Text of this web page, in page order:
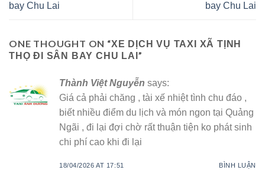
bay Chu Lai
bay Chu Lai
ONE THOUGHT ON “XE DỊCH VỤ TAXI XÃ TỊNH
THỌ ĐI SÂN BAY CHU LAI ”
Thành Việt Nguyễn says:
Giá cả phải chăng , tài xế nhiệt tình chu đáo ,
biết nhiều điểm du lịch và món ngon tại Quảng
Ngãi , đi lại đợi chờ rất thuận tiện ko phát sinh
chi phí cao khi đi lại
18/04/2026 AT 17:51 BÌNH LUẬN